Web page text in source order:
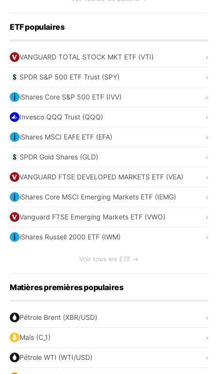
ETF populaires
VANGUARD TOTAL STOCK MKT ETF (VTI)
SPDR S&P 500 ETF Trust (SPY)
iShares Core S&P 500 ETF (IVV)
Invesco QQQ Trust (QQQ)
iShares MSCI EAFE ETF (EFA)
SPDR Gold Shares (GLD)
VANGUARD FTSE DEVELOPED MARKETS ETF (VEA)
iShares Core MSCI Emerging Markets ETF (IEMG)
Vanguard FTSE Emerging Markets ETF (VWO)
iShares Russell 2000 ETF (IWM)
Voir tous les ETF →
Matières premières populaires
Pétrole Brent (XBR/USD)
Maïs (C_1)
Pétrole WTI (WTI/USD)